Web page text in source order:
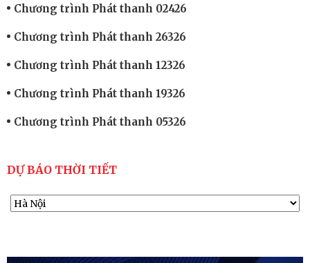
Chương trình Phát thanh 02426
Chương trình Phát thanh 26326
Chương trình Phát thanh 12326
Chương trình Phát thanh 19326
Chương trình Phát thanh 05326
DỰ BÁO THỜI TIẾT